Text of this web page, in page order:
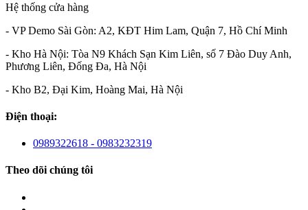
Hệ thống cửa hàng
- VP Demo Sài Gòn: A2, KĐT Him Lam, Quận 7, Hồ Chí Minh
- Kho Hà Nội: Tòa N9 Khách Sạn Kim Liên, số 7 Đào Duy Anh,
Phương Liên, Đống Đa, Hà Nội
- Kho B2, Đại Kim, Hoàng Mai, Hà Nội
Điện thoại:
0989322618 - 0983232319
Theo dõi chúng tôi